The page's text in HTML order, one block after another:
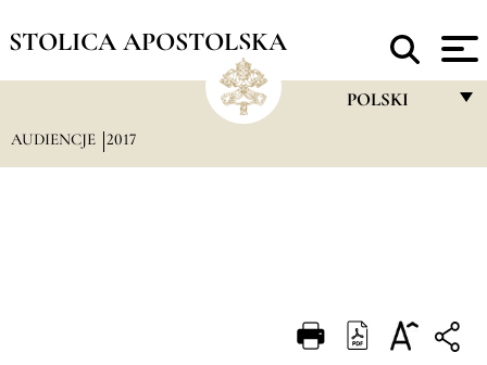
STOLICA APOSTOLSKA
POLSKI
DEUTSCH
AUDIENCJE 2017